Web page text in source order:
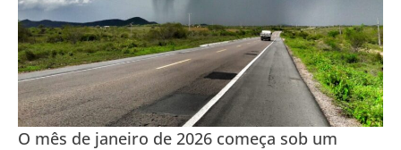
O mês de janeiro de 2026 começa sob um